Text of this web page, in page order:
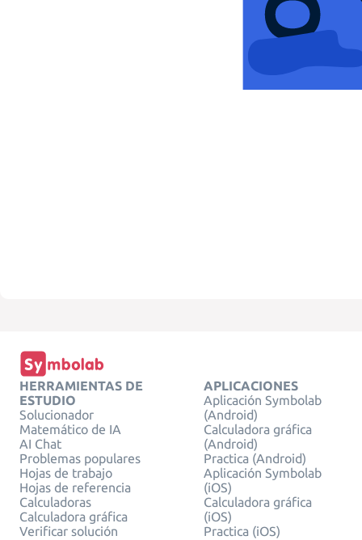
HERRAMIENTAS DE
ESTUDIO
Solucionador
Matemático de IA
AI Chat
Problemas populares
Hojas de trabajo
Hojas de referencia
Calculadoras
Calculadora gráfica
Verificar solución
APLICACIONES
Aplicación Symbolab
(Android)
Calculadora gráfica
(Android)
Practica (Android)
Aplicación Symbolab
(iOS)
Calculadora gráfica
(iOS)
Practica (iOS)